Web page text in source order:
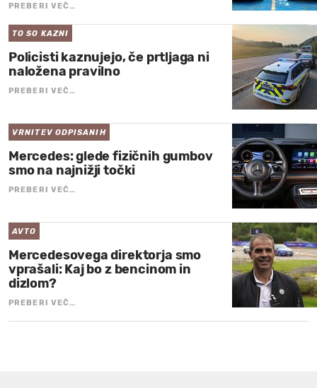
PREBERI VEČ…
TO SO KAZNI
Policisti kaznujejo, če prtljaga ni
naložena pravilno
PREBERI VEČ…
VRNITEV ODPISANIH
Mercedes: glede fizičnih gumbov
smo na najnižji točki
PREBERI VEČ…
AVTO
Mercedesovega direktorja smo
vprašali: Kaj bo z bencinom in
dizlom?
PREBERI VEČ…